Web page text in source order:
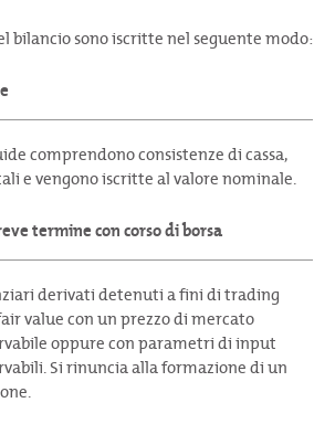
bilancio sono iscritte nel seguente modo:
comprendono consistenze di cassa,
e vengono iscritte al valore nominale.
termine con corso di borsa
derivati detenuti a fini di trading
value con un prezzo di mercato
oppure con parametri di input
Si rinuncia alla formazione di un